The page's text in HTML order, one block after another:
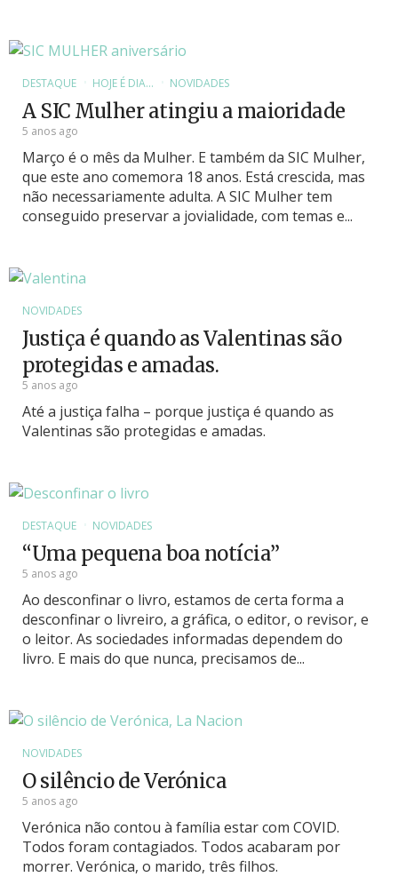
DESTAQUE HOJE É DIA... NOVIDADES
A SIC Mulher atingiu a maioridade
5 anos ago
Março é o mês da Mulher. E também da SIC Mulher,
que este ano comemora 18 anos. Está crescida, mas
não necessariamente adulta. A SIC Mulher tem
conseguido preservar a jovialidade, com temas e...
NOVIDADES
Justiça é quando as Valentinas são
protegidas e amadas.
5 anos ago
Até a justiça falha – porque justiça é quando as
Valentinas são protegidas e amadas.
DESTAQUE NOVIDADES
“Uma pequena boa notícia”
5 anos ago
Ao desconfinar o livro, estamos de certa forma a
desconfinar o livreiro, a gráfica, o editor, o revisor, e
o leitor. As sociedades informadas dependem do
livro. E mais do que nunca, precisamos de...
NOVIDADES
O silêncio de Verónica
5 anos ago
Verónica não contou à família estar com COVID.
Todos foram contagiados. Todos acabaram por
morrer. Verónica, o marido, três filhos.